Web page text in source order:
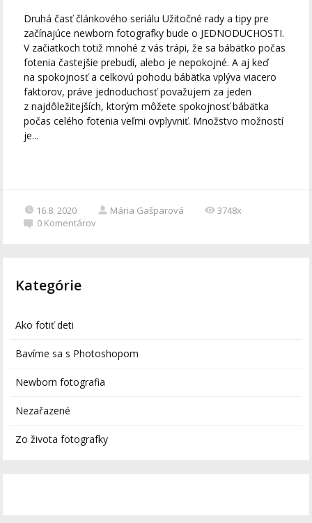
Druhá časť článkového seriálu Užitočné rady a tipy pre
začínajúce newborn fotografky bude o JEDNODUCHOSTI.
V začiatkoch totiž mnohé z vás trápi, že sa bábätko počas
fotenia častejšie prebudí, alebo je nepokojné. A aj keď
na spokojnosť a celkovú pohodu bábätka vplýva viacero
faktorov, práve jednoduchosť považujem za jeden
z najdôležitejších, ktorým môžete spokojnosť bábätka
počas celého fotenia veľmi ovplyvniť. Množstvo možností
je...
16.8. 2020 Mária Gašparová
3748x
0 Komentárov
Kategórie
Ako fotiť deti
Bavíme sa s Photoshopom
Newborn fotografia
Nezařazené
Zo života fotografky